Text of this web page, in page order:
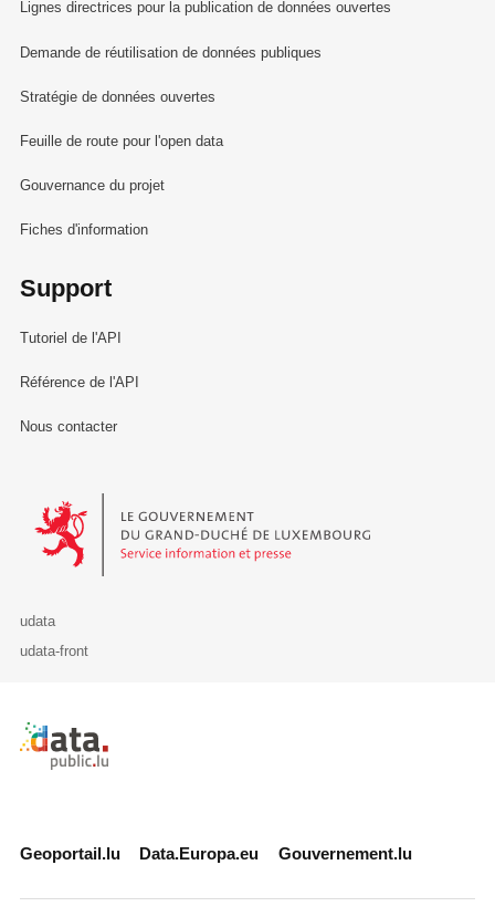
Lignes directrices pour la publication de données ouvertes
Demande de réutilisation de données publiques
Stratégie de données ouvertes
Feuille de route pour l'open data
Gouvernance du projet
Fiches d'information
Support
Tutoriel de l'API
Référence de l'API
Nous contacter
Le Gouvernement du Grand-Duché de Luxembourg - Service
udata
udata-front
Retour à l'accueil de data.public.lu
Geoportail.lu Data.Europa.eu Gouvernement.lu